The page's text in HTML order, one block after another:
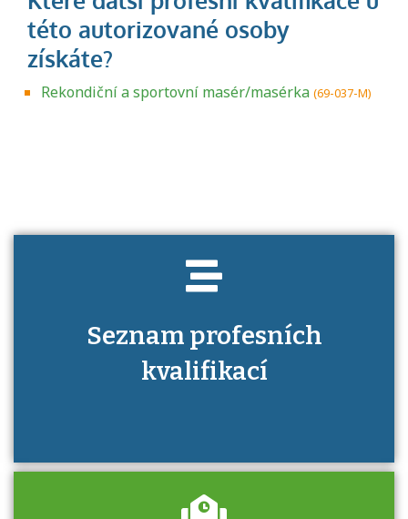
Rekondiční a sportovní masér/masérka (69-037-M)
Seznam profesních
kvalifikací
Projděte si seznam profesních kvalifikací.